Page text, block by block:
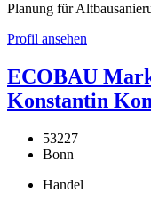
Planung für
Profil ansehen
ECOBAU
Konstantin
53227
Bonn
Handel